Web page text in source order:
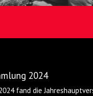
2024
fand die